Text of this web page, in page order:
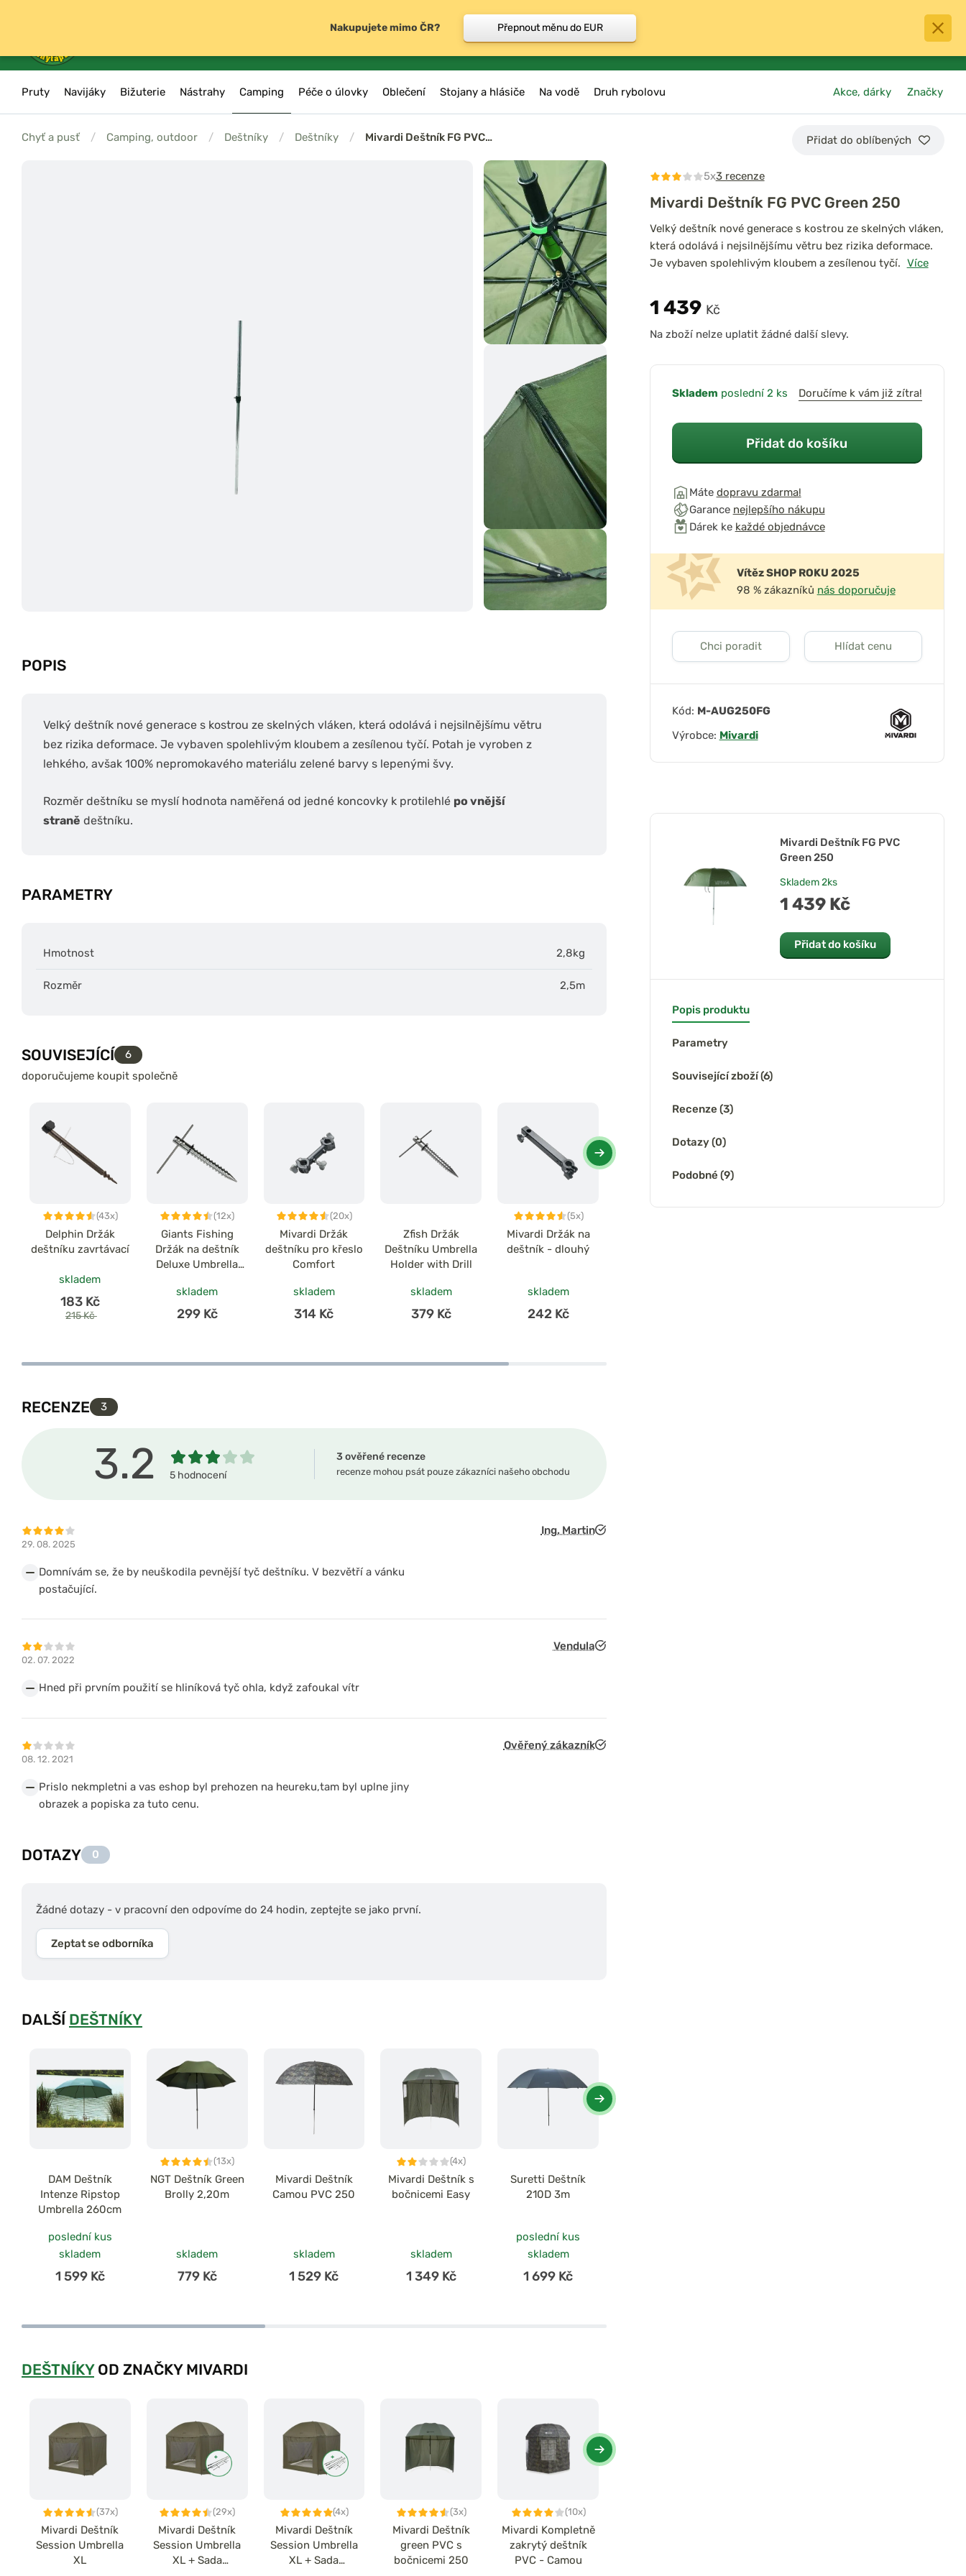
0
košík
Pruty Navijáky Bižuterie Nástrahy Camping Péče o úlovky Oblečení Stojany a hlásiče Na vodě Druh rybolovu Akce, dárky Značky
Chyť a pusť / Camping, outdoor / Deštníky / Deštníky / Mivardi Deštník FG PVC… Přidat do oblíbených
POPIS
Velký deštník nové generace s kostrou ze skelných vláken, která odolává i nejsilnějšímu větru
bez rizika deformace. Je vybaven spolehlivým kloubem a zesílenou tyčí. Potah je vyroben z
lehkého, avšak 100% nepromokavého materiálu zelené barvy s lepenými švy.
Rozměr deštníku se myslí hodnota naměřená od jedné koncovky k protilehlé po vnější
straně deštníku.
PARAMETRY
Hmotnost 2,8kg
Rozměr 2,5m
SOUVISEJÍCÍ
6
doporučujeme koupit společně
(43x)
Delphin Držák
deštníku zavrtávací
skladem
183 Kč
215 Kč
(12x)
Giants Fishing
Držák na deštník
Deluxe Umbrella
skladem
299 Kč
(20x)
Mivardi Držák
deštníku pro křeslo
Comfort
skladem
314 Kč
Zfish Držák
Deštníku Umbrella
Holder with Drill
skladem
379 Kč
(5x)
Mivardi Držák na
deštník - dlouhý
skladem
242 Kč
RECENZE 3
3.2 5 hodnocení
3 ověřené recenze
recenze mohou psát pouze zákazníci našeho obchodu
29. 08. 2025
Ing. Martin
Domnívám se, že by neuškodila pevnější tyč deštníku. V bezvětří a vánku
postačující.
02. 07. 2022
Vendula
Hned při prvním použití se hliníková tyč ohla, když zafoukal vítr
08. 12. 2021
Ověřený zákazník
Prislo nekmpletni a vas eshop byl prehozen na heureku,tam byl uplne jiny
obrazek a popiska za tuto cenu.
DOTAZY 0
Žádné dotazy - v pracovní den odpovíme do 24 hodin, zeptejte se jako první.
Zeptat se odborníka
DALŠÍ DEŠTNÍKY
DAM Deštník
Intenze Ripstop
Umbrella 260cm
poslední kus
skladem
1 599 Kč
(13x)
NGT Deštník Green
Brolly 2,20m
skladem
779 Kč
Mivardi Deštník
Camou PVC 250
skladem
1 529 Kč
(4x)
Mivardi Deštník s
bočnicemi Easy
skladem
1 349 Kč
Suretti Deštník
210D 3m
poslední kus
skladem
1 699 Kč
DEŠTNÍKYOD ZNAČKY MIVARDI
(37x)
Mivardi Deštník
Session Umbrella
XL
(29x)
Mivardi Deštník
Session Umbrella
XL + Sada
(4x)
Mivardi Deštník
Session Umbrella
XL + Sada
(3x)
Mivardi Deštník
green PVC s
bočnicemi 250
(10x)
Mivardi Kompletně
zakrytý deštník
PVC - Camou
5x3 recenze
Mivardi Deštník FG PVC Green 250
Velký deštník nové generace s kostrou ze skelných vláken,
která odolává i nejsilnějšímu větru bez rizika deformace.
Je vybaven spolehlivým kloubem a zesílenou tyčí. Více
1 439 Kč
Na zboží nelze uplatit žádné další slevy.
Skladem poslední 2 ks Doručíme k vám již zítra!
Přidat do košíku
Máte dopravu zdarma!
Garance nejlepšího nákupu
Dárek ke každé objednávce
Vítěz SHOP ROKU 2025
98 % zákazníků nás doporučuje
Chci poradit Hlídat cenu
Kód: M-AUG250FG
Výrobce: Mivardi
Mivardi Deštník FG PVC
Green 250
Skladem2ks
1 439 Kč
Přidat do košíku
Popis produktu
Parametry
Související zboží (6)
Recenze (3)
Dotazy (0)
Podobné (9)
Nakupujete mimo ČR? Přepnout měnu do EUR